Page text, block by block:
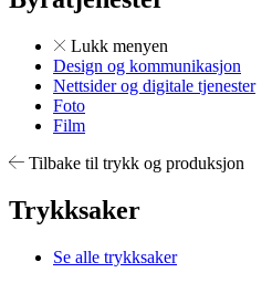
Lukk menyen
Design og kommunikasjon
Nettsider og digitale tjenester
Foto
Film
Tilbake til trykk og produksjon
Trykksaker
Se alle trykksaker